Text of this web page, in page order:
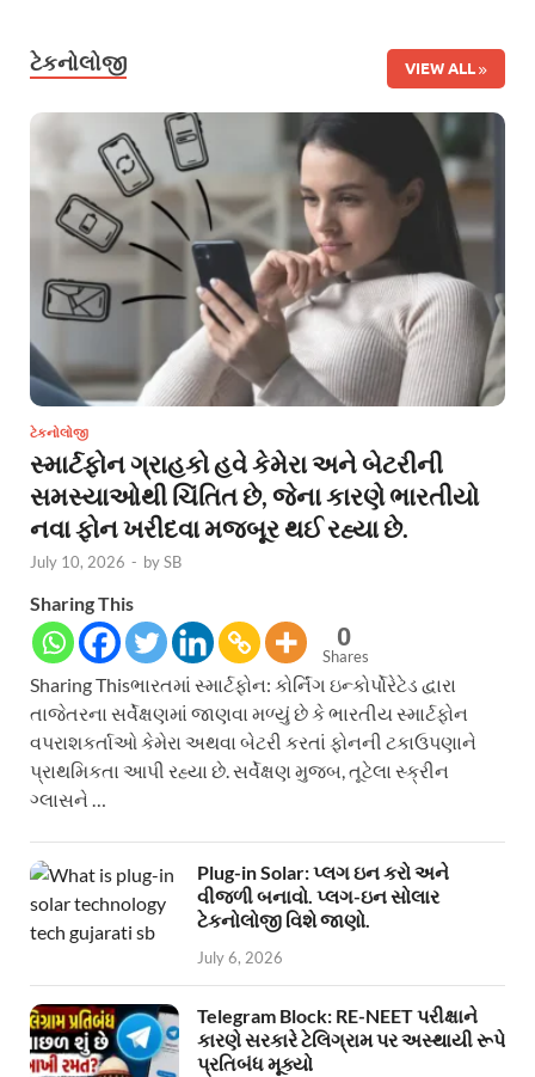
ટેકનોલોજી VIEW ALL
ટેકનોલોજી
સ્માર્ટફોન ગ્રાહકો હવે કેમેરા અને બેટરીની
સમસ્યાઓથી ચિંતિત છે, જેના કારણે ભારતીયો
નવા ફોન ખરીદવા મજબૂર થઈ રહ્યા છે.
July 10, 2026 - bySB
Sharing This
0
Shares
Sharing Thisભારતમાં સ્માર્ટફોન: કોર્નિંગ ઇન્કોર્પોરેટેડ દ્વારા
તાજેતરના સર્વેક્ષણમાં જાણવા મળ્યું છે કે ભારતીય સ્માર્ટફોન
વપરાશકર્તાઓ કેમેરા અથવા બેટરી કરતાં ફોનની ટકાઉપણાને
પ્રાથમિકતા આપી રહ્યા છે. સર્વેક્ષણ મુજબ, તૂટેલા સ્ક્રીન
ગ્લાસને …
Plug-in Solar: પ્લગ ઇન કરો અને
વીજળી બનાવો. પ્લગ-ઇન સોલાર
ટેકનોલોજી વિશે જાણો.
July 6, 2026
Telegram Block: RE-NEET પરીક્ષાને
કારણે સરકારે ટેલિગ્રામ પર અસ્થાયી રૂપે
પ્રતિબંધ મૂક્યો